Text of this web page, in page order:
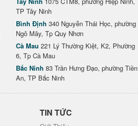
TP Tây Ninh
Bình Định 340 Nguyễn Thái Học, phường
Ngô Mây, Tp Quy Nhơn
Cà Mau 221 Lý Thường Kiệt, K2, Phường
6, Tp Cà Mau
Bắc Ninh 83 Trần Hưng Đạo, phường Tiền
An, TP Bắc Ninh
TIN TỨC